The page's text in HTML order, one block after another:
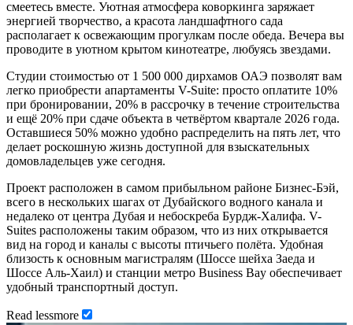
смеетесь вместе. Уютная атмосфера коворкинга заряжает
энергией творчество, а красота ландшафтного сада
располагает к освежающим прогулкам после обеда. Вечера вы
проводите в уютном крытом кинотеатре, любуясь звездами.
Студии стоимостью от 1 500 000 дирхамов ОАЭ позволят вам
легко приобрести апартаменты V-Suite: просто оплатите 10%
при бронировании, 20% в рассрочку в течение строительства
и ещё 20% при сдаче объекта в четвёртом квартале 2026 года.
Оставшиеся 50% можно удобно распределить на пять лет, что
делает роскошную жизнь доступной для взыскательных
домовладельцев уже сегодня.
Проект расположен в самом прибыльном районе Бизнес-Бэй,
всего в нескольких шагах от Дубайского водного канала и
недалеко от центра Дубая и небоскреба Бурдж-Халифа. V-
Suites расположены таким образом, что из них открывается
вид на город и каналы с высоты птичьего полёта. Удобная
близость к основным магистралям (Шоссе шейха Заеда и
Шоссе Аль-Хаил) и станции метро Business Bay обеспечивает
удобный транспортный доступ.
Read lessmore